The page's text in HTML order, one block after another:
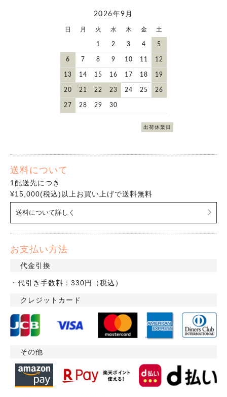
2026年9月
日 月 火 水 木 金 土
1 2 3 4 5
6 7 8 9 10 11 12
13 14 15 16 17 18 19
20 21 22 23 24 25 26
27 28 29 30
出荷休業日
送料について
1配送先につき
¥15,000(税込)以上お買い上げで送料無料
送料について詳しく
お支払い方法
代金引換
・代引き手数料：330円（税込）
クレジットカード
その他